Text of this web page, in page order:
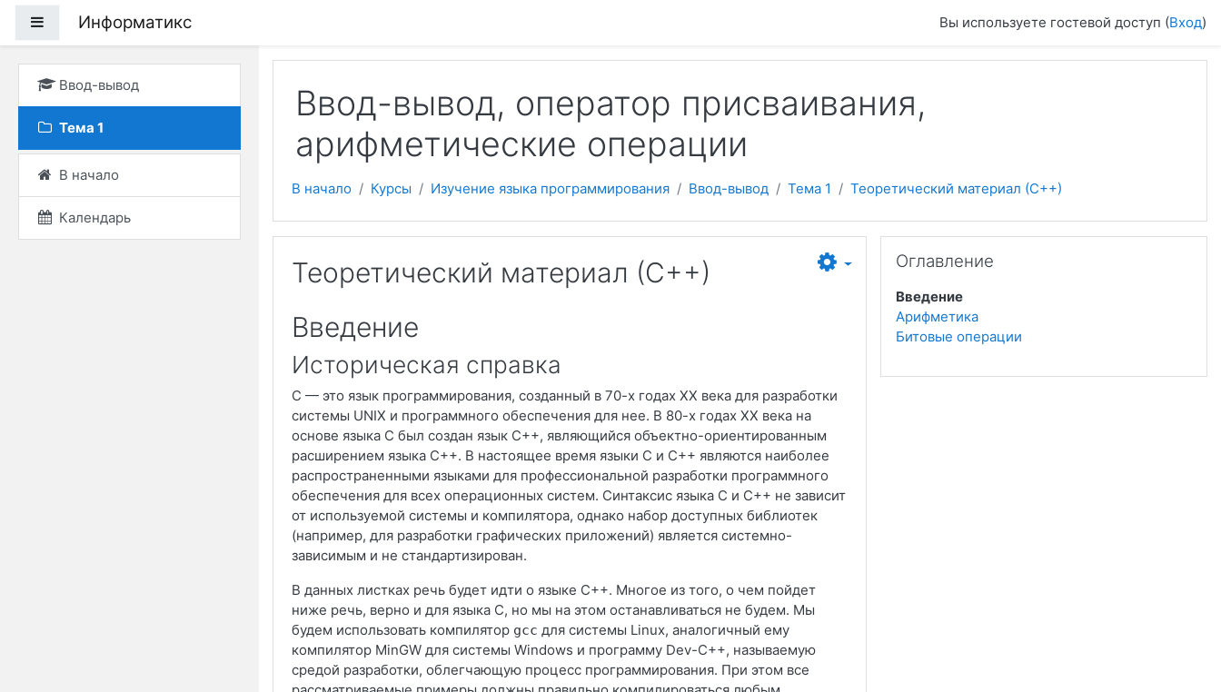
Боковая панель
Информатикс Вы используете гостевой доступ (Вход)
Ввод-вывод
Тема 1
В начало
Календарь
Ввод-вывод, оператор присваивания,
арифметические операции
В начало Курсы Изучение языка программирования Ввод-вывод Тема 1 Теоретический материал (С++)
Теоретический материал (С++)
Введение
Историческая справка
С — это язык программирования, созданный в 70-х годах XX века для разработки
системы UNIX и программного обеспечения для нее. В 80-х годах XX века на
основе языка C был создан язык C++, являющийся объектно-ориентированным
расширением языка C++. В настоящее время языки C и C++ являются наиболее
распространенными языками для профессиональной разработки программного
обеспечения для всех операционных систем. Синтаксис языка C и C++ не зависит
от используемой системы и компилятора, однако набор доступных библиотек
(например, для разработки графических приложений) является системно-
зависимым и не стандартизирован.
В данных листках речь будет идти о языке C++. Многое из того, о чем пойдет
ниже речь, верно и для языка C, но мы на этом останавливаться не будем. Мы
будем использовать компилятор gcc для системы Linux, аналогичный ему
компилятор MinGW для системы Windows и программу Dev-C++, называемую
средой разработки, облегчающую процесс программирования. При этом все
Оглавление
Введение
Арифметика
Битовые операции